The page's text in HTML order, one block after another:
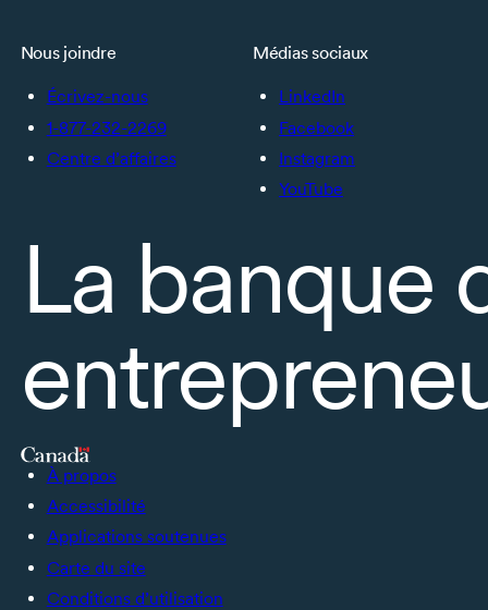
Nous joindre
Écrivez-nous
1-877-232-2269
Centre d’affaires
Médias sociaux
LinkedIn
Facebook
Instagram
YouTube
La banque
À propos
Accessibilité
Applications soutenues
Carte du site
Conditions d’utilisation